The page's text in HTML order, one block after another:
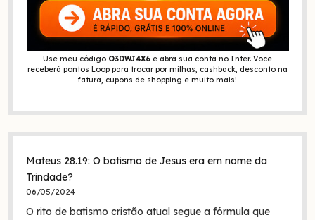
Use meu código O3DWJ4X6 e abra sua conta no Inter. Você
receberá pontos Loop para trocar por milhas, cashback, desconto na
fatura, cupons de shopping e muito mais!
Mateus 28.19: O batismo de Jesus era em nome da
Trindade?
06/05/2024
O rito de batismo cristão atual segue a fórmula que